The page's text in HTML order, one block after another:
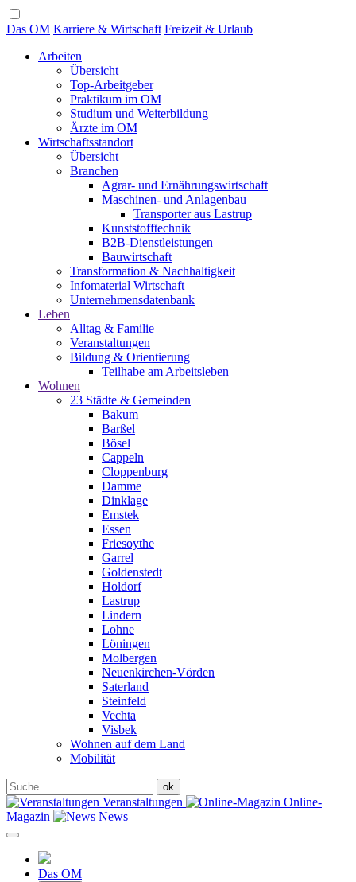
Das OM Karriere & Wirtschaft Freizeit & Urlaub
Arbeiten
Übersicht
Top-Arbeitgeber
Praktikum im OM
Studium und Weiterbildung
Ärzte im OM
Wirtschaftsstandort
Übersicht
Branchen
Agrar- und Ernährungswirtschaft
Maschinen- und Anlagenbau
Transporter aus Lastrup
Kunststofftechnik
B2B-Dienstleistungen
Bauwirtschaft
Transformation & Nachhaltigkeit
Infomaterial Wirtschaft
Unternehmensdatenbank
Leben
Alltag & Familie
Veranstaltungen
Bildung & Orientierung
Teilhabe am Arbeitsleben
Wohnen
23 Städte & Gemeinden
Bakum
Barßel
Bösel
Cappeln
Cloppenburg
Damme
Dinklage
Emstek
Essen
Friesoythe
Garrel
Goldenstedt
Holdorf
Lastrup
Lindern
Lohne
Löningen
Molbergen
Neuenkirchen-Vörden
Saterland
Steinfeld
Vechta
Visbek
Wohnen auf dem Land
Mobilität
Veranstaltungen
Online-
Magazin
News
Das OM